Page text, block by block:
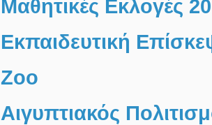
Μαθητικές Εκλογές
Εκπαιδευτική
Zoo
Αιγυπτιακός